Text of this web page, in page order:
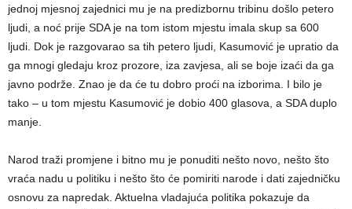
jednoj mjesnoj zajednici mu je na predizbornu tribinu došlo petero
ljudi, a noć prije SDA je na tom istom mjestu imala skup sa 600
ljudi. Dok je razgovarao sa tih petero ljudi, Kasumović je upratio da
ga mnogi gledaju kroz prozore, iza zavjesa, ali se boje izaći da ga
javno podrže. Znao je da će tu dobro proći na izborima. I bilo je
tako – u tom mjestu Kasumović je dobio 400 glasova, a SDA duplo
manje.
Narod traži promjene i bitno mu je ponuditi nešto novo, nešto što
vraća nadu u politiku i nešto što će pomiriti narode i dati zajedničku
osnovu za napredak. Aktuelna vladajuća politika pokazuje da